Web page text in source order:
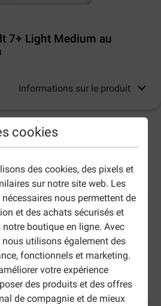
cookies
des cookies, des pixels et
sur notre site web. Les
nous permettent de
et des achats sécurisés et
boutique en ligne. Avec
utilisons également des
fonctionnels et marketing.
votre expérience
des produits et des offres
de compagnie et de mieux
7+ Light Medium au
Informations sur le produit
ouvrables estimés, sauf indication contraire.
Adult 7+ Light Medium au
sèche savoureuse pour les chiens
de plus de 7 ans.
le niveau d'activités est faible
ou le surpoids
poids